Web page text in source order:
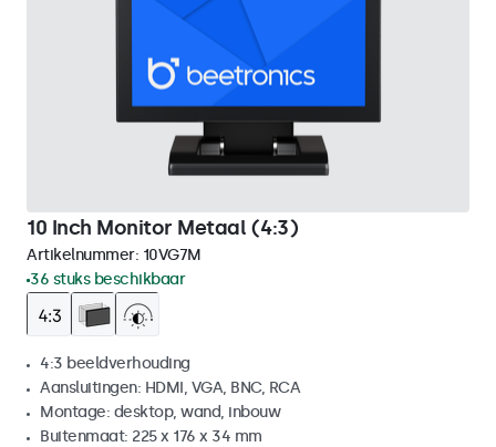
10 Inch Monitor Metaal (4:3)
Artikelnummer: 10VG7M
36 stuks beschikbaar
4:3 beeldverhouding
Aansluitingen: HDMI, VGA, BNC, RCA
Montage: desktop, wand, inbouw
Buitenmaat: 225 x 176 x 34 mm